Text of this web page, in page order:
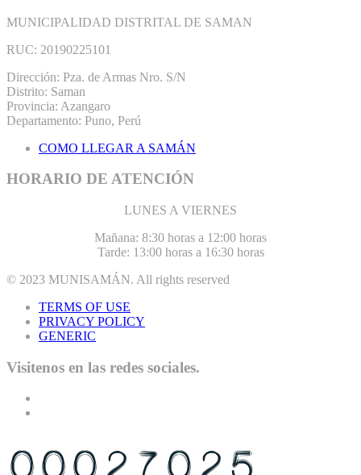
MUNICIPALIDAD DISTRITAL DE SAMAN
RUC: 20190225101
Dirección: Pza. de Armas Nro. S/N
Distrito: Saman
Provincia: Azangaro
Departamento: Puno, Perú
COMO LLEGAR A SAMÁN
HORARIO DE ATENCIÓN
LUNES A VIERNES
Mañana: 8:30 horas a 12:00 horas
Tarde: 13:00 horas a 16:30 horas
© 2023 MUNISAMÁN. All rights reserved
TERMS OF USE
PRIVACY POLICY
GENERIC
Visitenos en las redes sociales.